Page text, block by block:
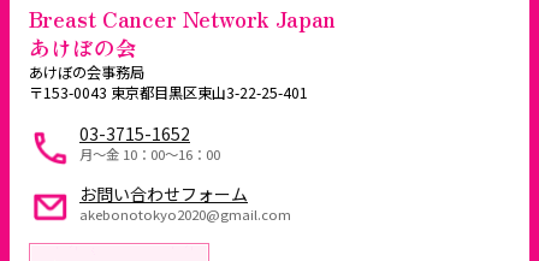
Breast Cancer Network Japan
あけぼの会
あけぼの会事務局
〒153-0043 東京都目黒区東山3-22-25-401
03-3715-1652
月～金 10：00〜16：00
お問い合わせフォーム
akebonotokyo2020@gmail.com